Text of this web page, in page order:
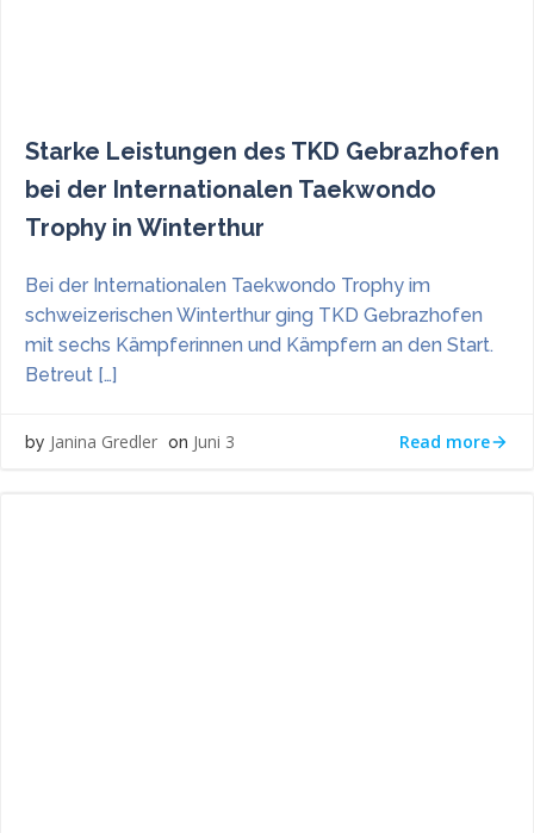
Starke Leistungen des TKD Gebrazhofen
bei der Internationalen Taekwondo
Trophy in Winterthur
Bei der Internationalen Taekwondo Trophy im
schweizerischen Winterthur ging TKD Gebrazhofen
mit sechs Kämpferinnen und Kämpfern an den Start.
Betreut […]
by Janina Gredler on Juni 3 Read more